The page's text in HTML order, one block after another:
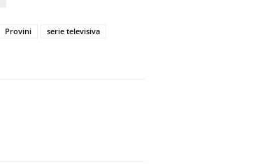
Provini
serie televisiva